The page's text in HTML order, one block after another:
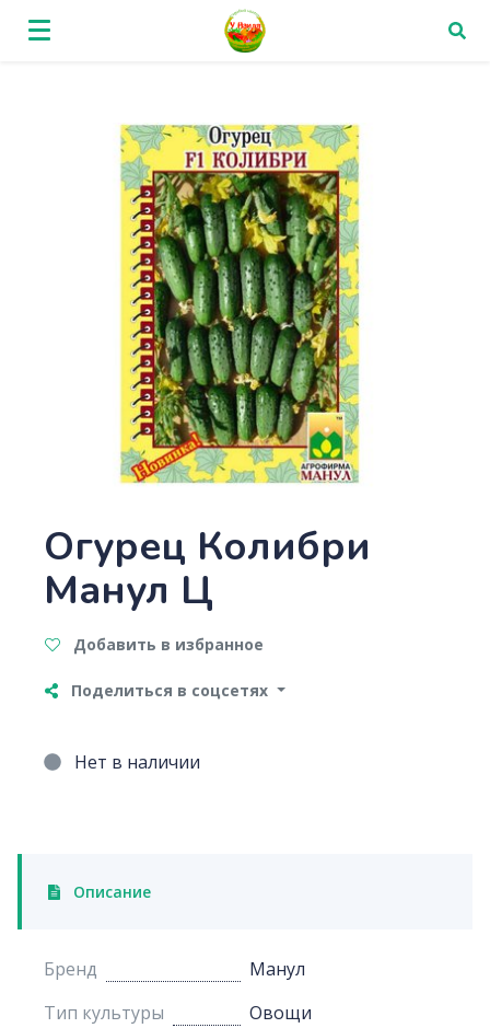
Огурец Колибри
Манул Ц
Добавить в избранное
Поделиться в соцсетях
Нет в наличии
Описание
Бренд
Манул
Тип культуры
Овощи